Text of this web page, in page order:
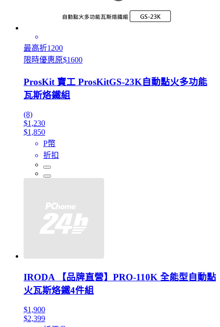
最高折1200
限時優惠原$1600
ProsKit 寶工 ProsKitGS-23K自動點火多功能
瓦斯烙鐵組
(8)
$1,230
$1,850
P幣
折扣
IRODA 【品牌直營】PRO-110K 全能型自動點
火瓦斯烙鐵4件組
$1,900
$2,399